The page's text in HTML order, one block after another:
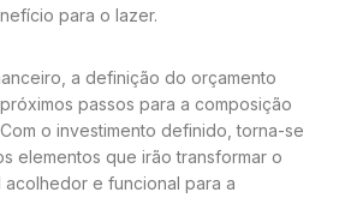
para o lazer.
a definição do orçamento
passos para a composição
o investimento definido, torna-se
elementos que irão transformar o
acolhedor e funcional para a